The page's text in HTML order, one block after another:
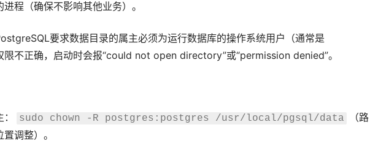
程（确保不影响其他业务）。
要求数据目录的属主必须为运行数据库的操作系统用户（通常是
限不正确，启动时会报“could not open directory”或“permission denied”。
sudo chown -R postgres:postgres /usr/local/pgsql/data
（路
调整）。